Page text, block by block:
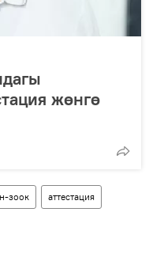
жөнгө
зоок аттестация